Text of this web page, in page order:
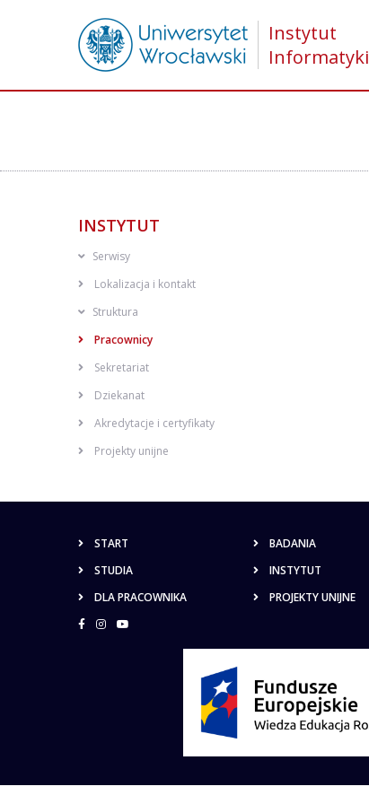
Instytut
Informatyki
INSTYTUT
Serwisy
Lokalizacja i kontakt
Struktura
Pracownicy
Sekretariat
Dziekanat
Akredytacje i certyfikaty
Projekty unijne
START
STUDIA
DLA PRACOWNIKA
BADANIA
INSTYTUT
PROJEKTY UNIJNE